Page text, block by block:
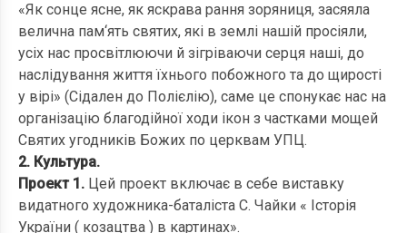
«Як сонце ясне, як яскрава рання зоряниця, засяяла
велична пам‘ять святих, які в землі нашій просіяли,
усіх нас просвітлюючи й зігріваючи серця наші, до
наслідування життя їхнього побожного та до щирості
у вірі» (Сідален до Полієлію), саме це спонукає нас на
організацію благодійної ходи ікон з частками мощей
Святих угодників Божих по церквам УПЦ.
2. Культура.
Проект 1. Цей проект включає в себе виставку
видатного художника-баталіста С. Чайки « Історія
України ( козацтва ) в картинах».